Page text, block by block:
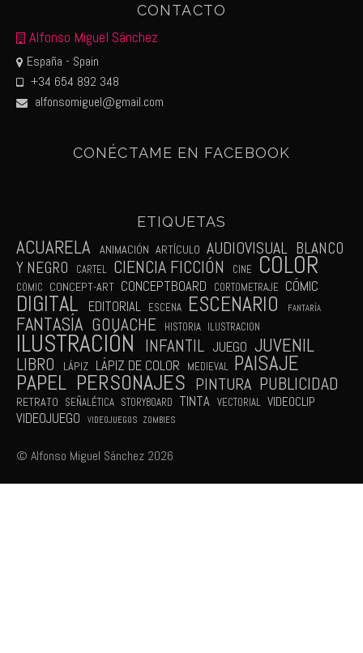
CONTACTO
Alfonso Miguel Sánchez
España - Spain
+34 654 892 348
alfonsomiguel@gmail.com
CONÉCTAME EN FACEBOOK
ETIQUETAS
ACUARELA ANIMACIÓN ARTÍCULO AUDIOVISUAL BLANCO
Y NEGRO
CARTEL CIENCIA FICCIÓN CINE COLOR
COMIC CONCEPT-ART CONCEPTBOARD CORTOMETRAJE CÓMIC
DIGITAL EDITORIAL ESCENA ESCENARIO FANTARÍA
FANTASÍA GOUACHE HISTORIA ILUSTRACION
ILUSTRACIÓN INFANTIL JUEGO JUVENIL
LIBRO LÁPIZ LÁPIZ DE COLOR MEDIEVAL PAISAJE
PAPEL PERSONAJES PINTURA PUBLICIDAD
RETRATO SEÑALÉTICA STORYBOARD TINTA VECTORIAL VIDEOCLIP
VIDEOJUEGO VIDEOJUEGOS ZOMBIES
© Alfonso Miguel Sánchez 2026